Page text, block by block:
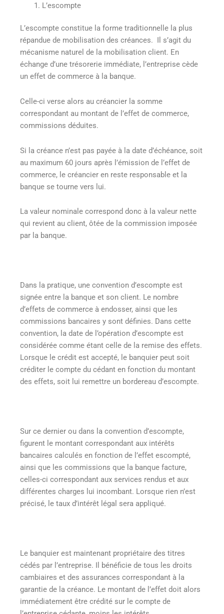
L’escompte
L’escompte constitue la forme traditionnelle la plus
répandue de mobilisation des créances. Il s’agit du
mécanisme naturel de la mobilisation client. En
échange d’une trésorerie immédiate, l’entreprise cède
un effet de commerce à la banque.
Celle-ci verse alors au créancier la somme
correspondant au montant de l’effet de commerce,
commissions déduites.
Si la créance n’est pas payée à la date d’échéance, soit
au maximum 60 jours après l’émission de l’effet de
commerce, le créancier en reste responsable et la
banque se tourne vers lui.
La valeur nominale correspond donc à la valeur nette
qui revient au client, ôtée de la commission imposée
par la banque.
Dans la pratique, une convention d’escompte est
signée entre la banque et son client. Le nombre
d’effets de commerce à endosser, ainsi que les
commissions bancaires y sont définies. Dans cette
convention, la date de l’opération d’escompte est
considérée comme étant celle de la remise des effets.
Lorsque le crédit est accepté, le banquier peut soit
créditer le compte du cédant en fonction du montant
des effets, soit lui remettre un bordereau d’escompte.
Sur ce dernier ou dans la convention d’escompte,
figurent le montant correspondant aux intérêts
bancaires calculés en fonction de l’effet escompté,
ainsi que les commissions que la banque facture,
celles-ci correspondant aux services rendus et aux
différentes charges lui incombant. Lorsque rien n’est
précisé, le taux d’intérêt légal sera appliqué.
Le banquier est maintenant propriétaire des titres
cédés par l’entreprise. Il bénéficie de tous les droits
cambiaires et des assurances correspondant à la
garantie de la créance. Le montant de l’effet doit alors
immédiatement être crédité sur le compte de